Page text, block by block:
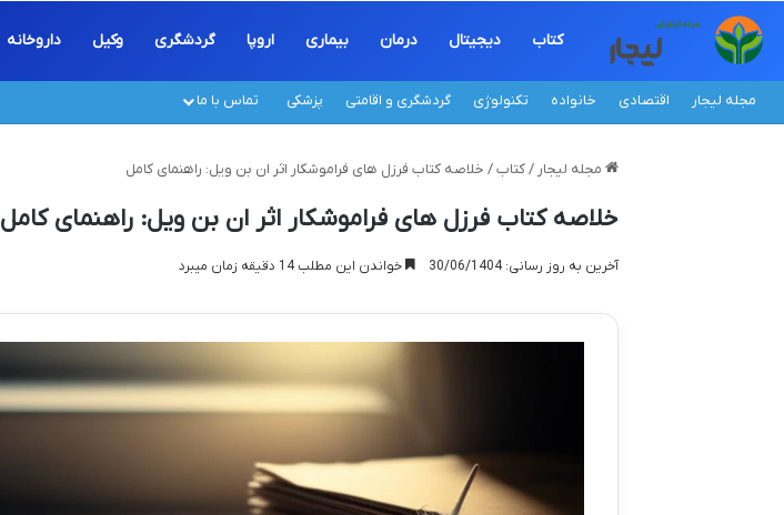
کتاب دیجیتال درمان بیماری اروپا گردشگری وکیل داروخانه
مجله لیجار اقتصادی خانواده تکنولوژی گردشگری و اقامتی پزشکی تماس با ما
مجله لیجار / کتاب / خلاصه کتاب فرزل های فراموشکار اثر ان بن ویل: راهنمای کامل
خلاصه کتاب فرزل های فراموشکار اثر ان بن ویل: راهنمای کامل
آخرین به روز رسانی: 30/06/1404 خواندن این مطلب 14 دقیقه زمان میبرد